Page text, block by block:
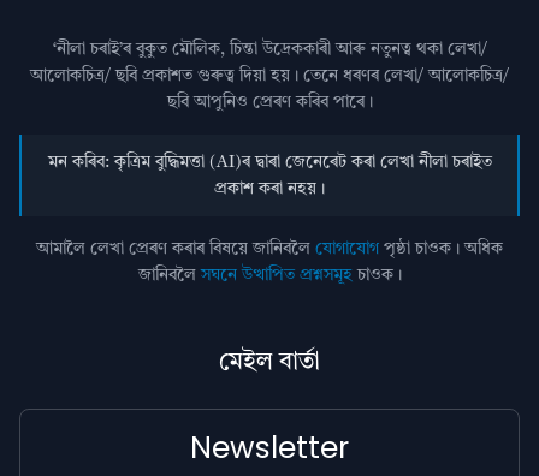
‘নীলা চৰাই’ৰ বুকুত মৌলিক, চিন্তা উদ্রেককাৰী আৰু নতুনত্ব থকা লেখা/
আলোকচিত্ৰ/ ছবি প্রকাশত গুৰুত্ব দিয়া হয়। তেনে ধৰণৰ লেখা/ আলোকচিত্ৰ/
ছবি আপুনিও প্রেৰণ কৰিব পাৰে।
মন কৰিব: কৃত্ৰিম বুদ্ধিমত্তা (AI)ৰ দ্বাৰা জেনেৰেট কৰা লেখা নীলা চৰাইত
প্ৰকাশ কৰা নহয়।
আমালৈ লেখা প্ৰেৰণ কৰাৰ বিষয়ে জানিবলৈ যোগাযোগ পৃষ্ঠা চাওক। অধিক
জানিবলৈসঘনে উত্থাপিত প্ৰশ্নসমূহচাওক।
মেইল বাৰ্তা
Newsletter